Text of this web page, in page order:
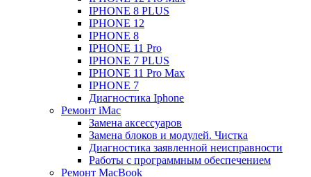
IPHONE 8 PLUS
IPHONE 12
IPHONE 8
IPHONE 11 Pro
IPHONE 7 PLUS
IPHONE 11 Pro Max
IPHONE 7
Диагностика Iphone
Ремонт iMac
Замена аксессуаров
Замена блоков и модулей. Чистка
Диагностика заявленной неисправности
Работы с программным обеспечением
Ремонт MacBook